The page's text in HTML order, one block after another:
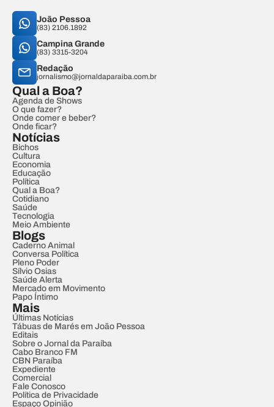
João Pessoa
(83) 2106.1892
Campina Grande
(83) 3315-3204
Redação
jornalismo@jornaldaparaiba.com.br
Qual a Boa?
Agenda de Shows
O que fazer?
Onde comer e beber?
Onde ficar?
Notícias
Bichos
Cultura
Economia
Educação
Política
Qual a Boa?
Cotidiano
Saúde
Tecnologia
Meio Ambiente
Blogs
Caderno Animal
Conversa Política
Pleno Poder
Sílvio Osias
Saúde Alerta
Mercado em Movimento
Papo Íntimo
Mais
Últimas Notícias
Tábuas de Marés em João Pessoa
Editais
Sobre o Jornal da Paraíba
Cabo Branco FM
CBN Paraíba
Expediente
Comercial
Fale Conosco
Política de Privacidade
Espaço Opinião